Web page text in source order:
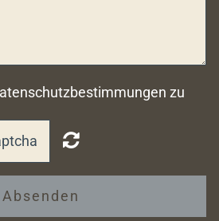
zu
Absenden